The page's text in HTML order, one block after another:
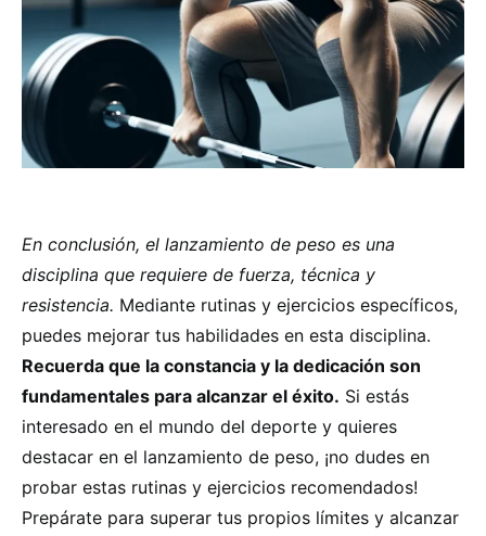
En conclusión, el lanzamiento de peso es una
disciplina que requiere de fuerza, técnica y
resistencia. Mediante rutinas y ejercicios específicos,
puedes mejorar tus habilidades en esta disciplina.
Recuerda que la constancia y la dedicación son
fundamentales para alcanzar el éxito. Si estás
interesado en el mundo del deporte y quieres
destacar en el lanzamiento de peso, ¡no dudes en
probar estas rutinas y ejercicios recomendados!
Prepárate para superar tus propios límites y alcanzar